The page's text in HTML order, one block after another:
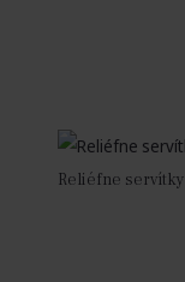
Reliéfne servítky